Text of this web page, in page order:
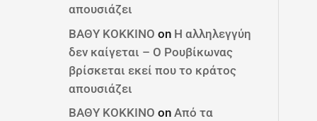
απουσιάζει
ΒΑΘΥ ΚΟΚΚΙΝΟ on Η αλληλεγγύη
δεν καίγεται – Ο Ρουβίκωνας
βρίσκεται εκεί που το κράτος
απουσιάζει
ΒΑΘΥ ΚΟΚΚΙΝΟ onΑπό τα